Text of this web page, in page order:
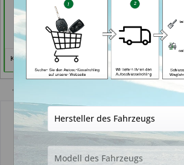
Händlerprofil
Keine Services hinterlegt
Händlerprofil
Autoschlüsselgehäuse und Zubehör